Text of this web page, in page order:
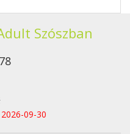
Szószban
09-30